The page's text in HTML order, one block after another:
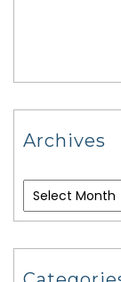
Archives